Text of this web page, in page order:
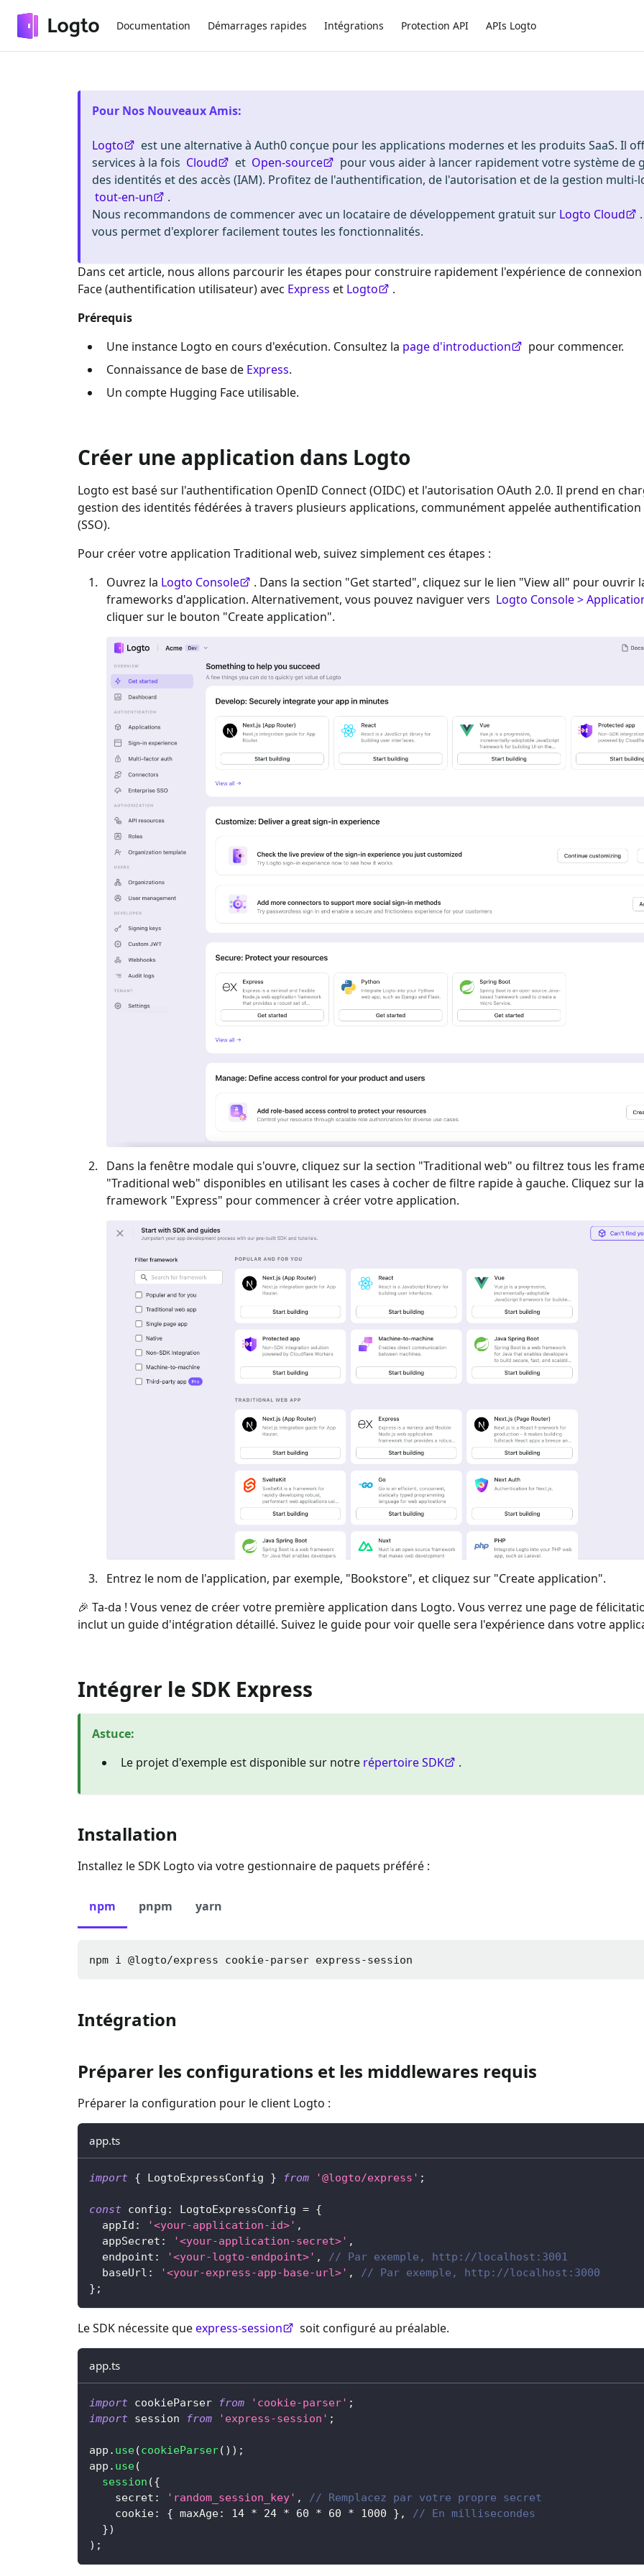
Documentation Démarrages rapides Intégrations Protection API APIs Logto
Pour Nos Nouveaux Amis:
Logto
est une alternative à Auth0 conçue pour les applications modernes et les produits SaaS. Il
services à la fois Cloud et Open-source
pour vous aider à lancer rapidement votre système de
des identités et des accès (IAM). Profitez de l'authentification, de l'autorisation et de la gestion multi-
tout-en-un
.
Nous recommandons de commencer avec un locataire de développement gratuit sur Logto Cloud
vous permet d'explorer facilement toutes les fonctionnalités.
Dans cet article, nous allons parcourir les étapes pour construire rapidement l'expérience de connexion
Face(authentification utilisateur) avec Express et Logto
.
Prérequis
Une instance Logto en cours d'exécution. Consultez la page d'introduction
pour commencer.
Connaissance de base de Express.
Un compte Hugging Face utilisable.
Créer une application dans Logto
Logto est basé sur l'authentification OpenID Connect (OIDC) et l'autorisation OAuth 2.0. Il prend en
gestion des identités fédérées à travers plusieurs applications, communément appelée
(SSO).
Pour créer votre application Traditional web, suivez simplement ces étapes :
Ouvrez la Logto Console
. Dans la section "Get started", cliquez sur le lien "View all" pour ouvrir
frameworks d'application. Alternativement, vous pouvez naviguer vers Logto Console >
cliquer sur le bouton "Create application".
Dans la fenêtre modale qui s'ouvre, cliquez sur la section "Traditional web" ou filtrez tous les
"Traditional web" disponibles en utilisant les cases à cocher de filtre rapide à gauche. Cliquez sur
framework "Express" pour commencer à créer votre application.
Entrez le nom de l'application, par exemple, "Bookstore", et cliquez sur "Create application".
🎉 Ta-da ! Vous venez de créer votre première application dans Logto. Vous verrez une page de
inclut un guide d'intégration détaillé. Suivez le guide pour voir quelle sera l'expérience dans votre
Intégrer le SDK Express
Astuce:
Le projet d'exemple est disponible sur notre répertoire SDK .
Installation
Installez le SDK Logto via votre gestionnaire de paquets préféré :
npm pnpm yarn
npm i @logto/express cookie-parser express-session
Intégration
Préparer les configurations et les middlewares requis
Préparer la configuration pour le client Logto :
app.ts
import { LogtoExpressConfig } from '@logto/express' ;
const config : LogtoExpressConfig = {
  appId
: '<your-application-id>' ,
  appSecret
: '<your-application-secret>' ,
  endpoint
: '<your-logto-endpoint>' ,
// Par exemple, http://localhost:3001
  baseUrl
: '<your-express-app-base-url>' ,
// Par exemple, http://localhost:3000
} ;
Le SDK nécessite queexpress-session soit configuré au préalable.
app.ts
import cookieParser from 'cookie-parser' ;
import session from 'express-session' ;
app . use(cookieParser( ) ) ;
app . use(
session ({
    secret
: 'random_session_key' ,
// Remplacez par votre propre secret
    cookie
: { maxAge: 14 * 24 * 60 * 60 * 1000 } ,
// En millisecondes
})
) ;